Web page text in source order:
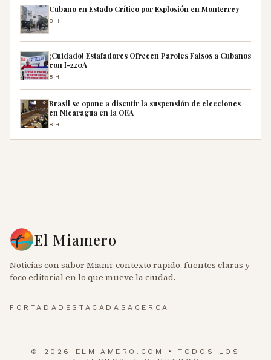
Cubano en Estado Crítico por Explosión en Monterrey
8H
¡Cuidado! Estafadores Ofrecen Paroles Falsos a Cubanos
con I-220A
8H
Brasil se opone a discutir la suspensión de elecciones
en Nicaragua en la OEA
8H
El Miamero
Noticias con sabor Miami: contexto rapido, fuentes claras y
foco editorial en lo que mueve la ciudad.
PORTADA DESTACADASACERCA
© 2026 ELMIAMERO.COM • TODOS LOS